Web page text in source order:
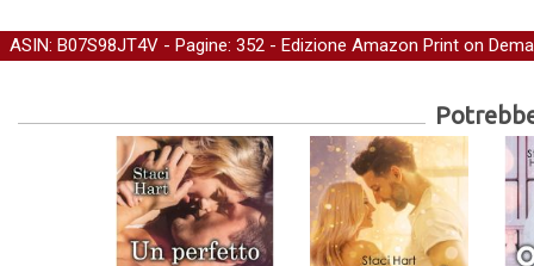
ASIN: B07S98JT4V - Pagine: 352 - Edizione Amazon Print on